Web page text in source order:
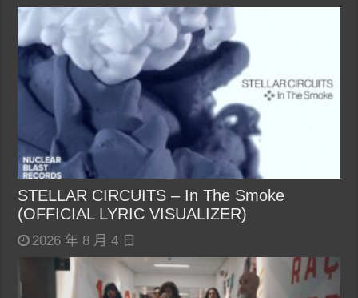
STELLAR CIRCUITS – In The Smoke
(OFFICIAL LYRIC VISUALIZER)
2026 年 8 月 4 日